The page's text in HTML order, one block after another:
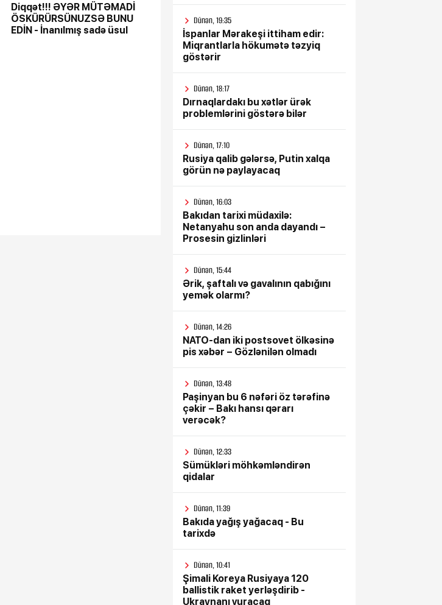
Diqqət!!! ƏYƏR MÜTƏMADİ
ÖSKÜRÜRSÜNUZSƏ BUNU
EDİN - İnanılmış sadə üsul
Dünən, 19:35
İspanlar Mərakeşi ittiham edir:
Miqrantlarla hökumətə təzyiq
göstərir
Dünən, 18:17
Dırnaqlardakı bu xətlər ürək
problemlərini göstərə bilər
Dünən, 17:10
Rusiya qalib gələrsə, Putin xalqa
görün nə paylayacaq
Dünən, 16:03
Bakıdan tarixi müdaxilə:
Netanyahu son anda dayandı –
Prosesin gizlinləri
Dünən, 15:44
Ərik, şaftalı və gavalının qabığını
yemək olarmı?
Dünən, 14:26
NATO-dan iki postsovet ölkəsinə
pis xəbər – Gözlənilən olmadı
Dünən, 13:48
Paşinyan bu 6 nəfəri öz tərəfinə
çəkir – Bakı hansı qərarı
verəcək?
Dünən, 12:33
Sümükləri möhkəmləndirən
qidalar
Dünən, 11:39
Bakıda yağış yağacaq - Bu
tarixdə
Dünən, 10:41
Şimali Koreya Rusiyaya 120
ballistik raket yerləşdirib -
Ukraynanı vuracaq